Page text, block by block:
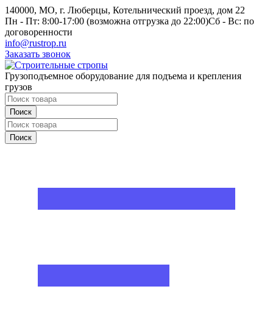
140000, МО, г. Люберцы, Котельнический проезд, дом 22
Пн - Пт: 8:00-17:00 (возможна отгрузка до 22:00)Сб - Вс: по
договоренности
info@rustrop.ru
Заказать звонок
Грузоподъемное оборудование для подъема и крепления
грузов
Поиск
Поиск